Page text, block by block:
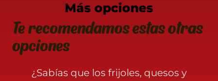
Más opciones
Te recomendamos estas otras
opciones
¿Sabías que los frijoles, quesos y